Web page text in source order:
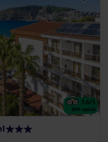
3.6/5
899 opinii